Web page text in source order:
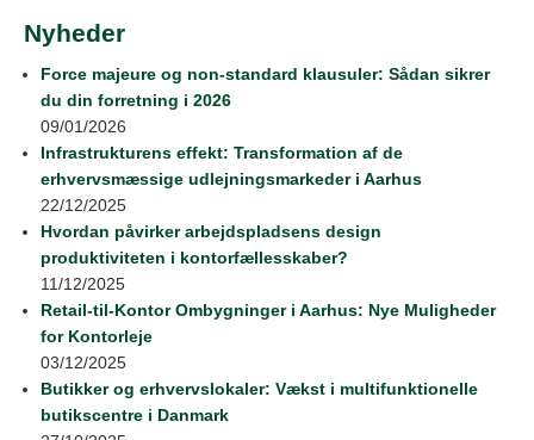
Nyheder
Force majeure og non-standard klausuler: Sådan sikrer
du din forretning i 2026
09/01/2026
Infrastrukturens effekt: Transformation af de
erhvervsmæssige udlejningsmarkeder i Aarhus
22/12/2025
Hvordan påvirker arbejdspladsens design
produktiviteten i kontorfællesskaber?
11/12/2025
Retail‑til‑Kontor Ombygninger i Aarhus: Nye Muligheder
for Kontorleje
03/12/2025
Butikker og erhvervslokaler: Vækst i multifunktionelle
butikscentre i Danmark